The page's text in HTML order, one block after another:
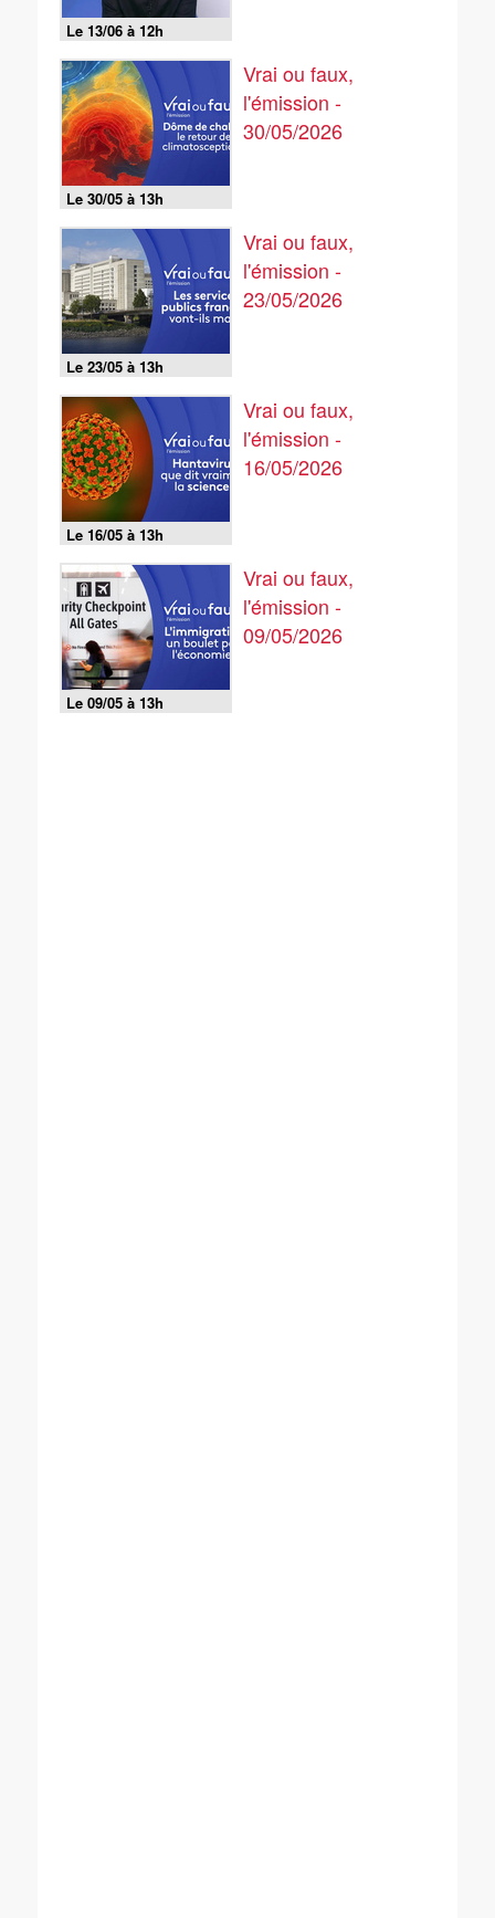
Le 13/06 à 12h
Le 30/05 à 13h
Vrai ou faux,
l'émission -
30/05/2026
Le 23/05 à 13h
Vrai ou faux,
l'émission -
23/05/2026
Le 16/05 à 13h
Vrai ou faux,
l'émission -
16/05/2026
Le 09/05 à 13h
Vrai ou faux,
l'émission -
09/05/2026